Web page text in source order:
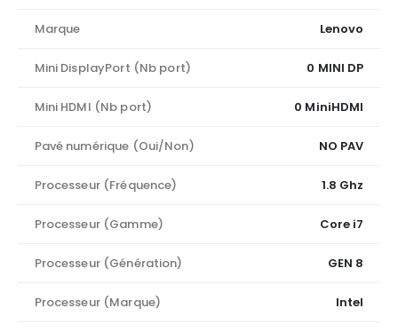
Marque Lenovo
Mini DisplayPort (Nb port) 0 MINI DP
Mini HDMI (Nb port) 0 MiniHDMI
Pavé numérique (Oui/Non) NO PAV
Processeur (Fréquence) 1.8 Ghz
Processeur (Gamme) Core i7
Processeur (Génération) GEN 8
Processeur (Marque) Intel